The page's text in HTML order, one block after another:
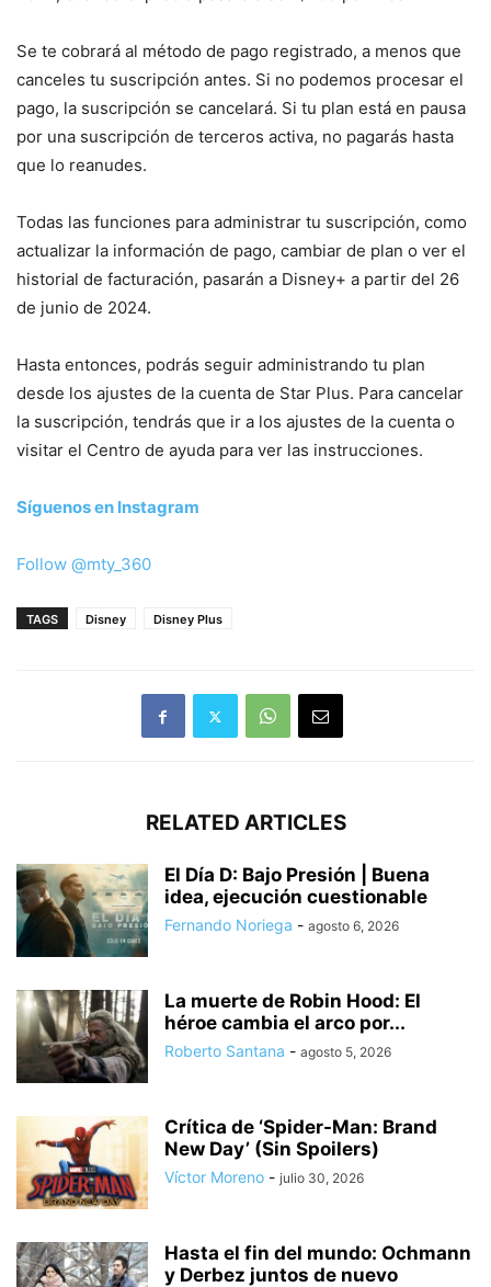
Se te cobrará al método de pago registrado, a menos que
canceles tu suscripción antes. Si no podemos procesar el
pago, la suscripción se cancelará. Si tu plan está en pausa
por una suscripción de terceros activa, no pagarás hasta
que lo reanudes.
Todas las funciones para administrar tu suscripción, como
actualizar la información de pago, cambiar de plan o ver el
historial de facturación, pasarán a Disney+ a partir del 26
de junio de 2024.
Hasta entonces, podrás seguir administrando tu plan
desde los ajustes de la cuenta de Star Plus. Para cancelar
la suscripción, tendrás que ir a los ajustes de la cuenta o
visitar el Centro de ayuda para ver las instrucciones.
Síguenos en Instagram
Follow @mty_360
TAGS Disney Disney Plus
RELATED ARTICLES
El Día D: Bajo Presión | Buena
idea, ejecución cuestionable
Fernando Noriega - agosto 6, 2026
La muerte de Robin Hood: El
héroe cambia el arco por...
Roberto Santana - agosto 5, 2026
Crítica de ‘Spider-Man: Brand
New Day’ (Sin Spoilers)
Víctor Moreno - julio 30, 2026
Hasta el fin del mundo: Ochmann
y Derbez juntos de nuevo